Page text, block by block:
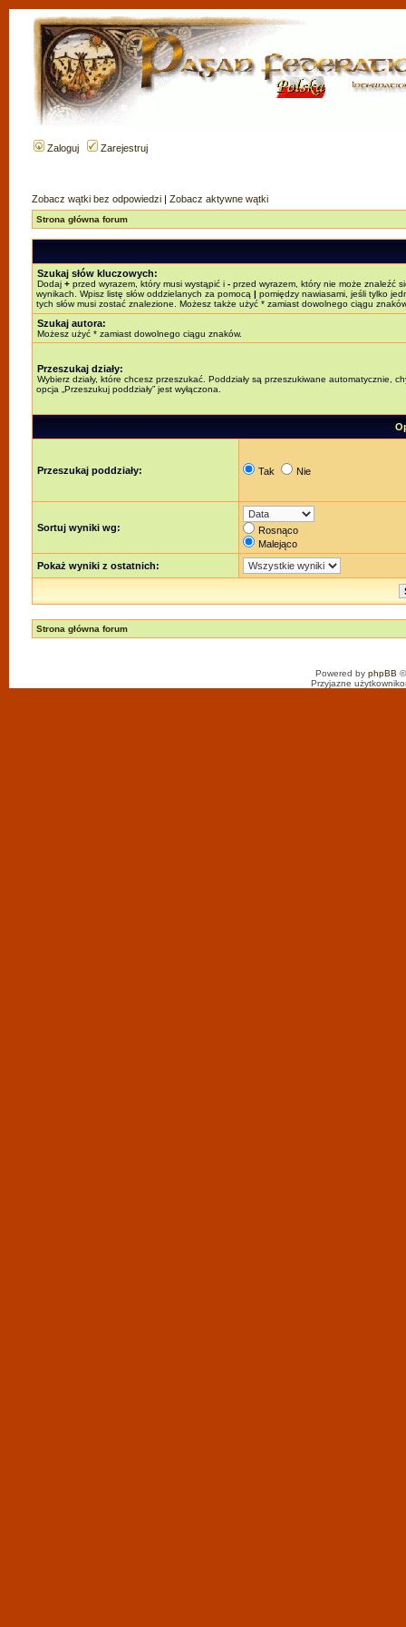
Zaloguj Zarejestruj
Zobacz wątki bez odpowiedzi | Zobacz aktywne wątki
Strona główna forum
Szukaj słów kluczowych:
Dodaj + przed wyrazem, który musi wystąpić i - przed wyrazem, który nie może znaleźć
wynikach. Wpisz listę słów oddzielanych za pomocą | pomiędzy nawiasami, jeśli tylko
tych słów musi zostać znalezione. Możesz także użyć * zamiast dowolnego ciągu
Szukaj autora:
Możesz użyć * zamiast dowolnego ciągu znaków.
Przeszukaj działy:
Wybierz działy, które chcesz przeszukać. Poddziały są przeszukiwane automatycznie,
opcja „Przeszukuj poddziały” jest wyłączona.
Przeszukaj poddziały: Tak Nie
Sortuj wyniki wg:
Rosnąco
Malejąco
Pokaż wyniki z ostatnich:
Strona główna forum
Powered by phpBB
Przyjazne